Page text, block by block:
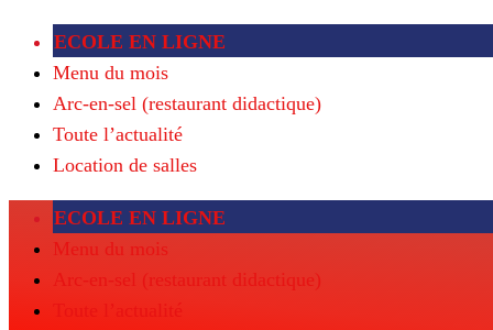
ECOLE EN LIGNE
Menu du mois
Arc-en-sel (restaurant didactique)
Toute l’actualité
Location de salles
ECOLE EN LIGNE
Menu du mois
Arc-en-sel (restaurant didactique)